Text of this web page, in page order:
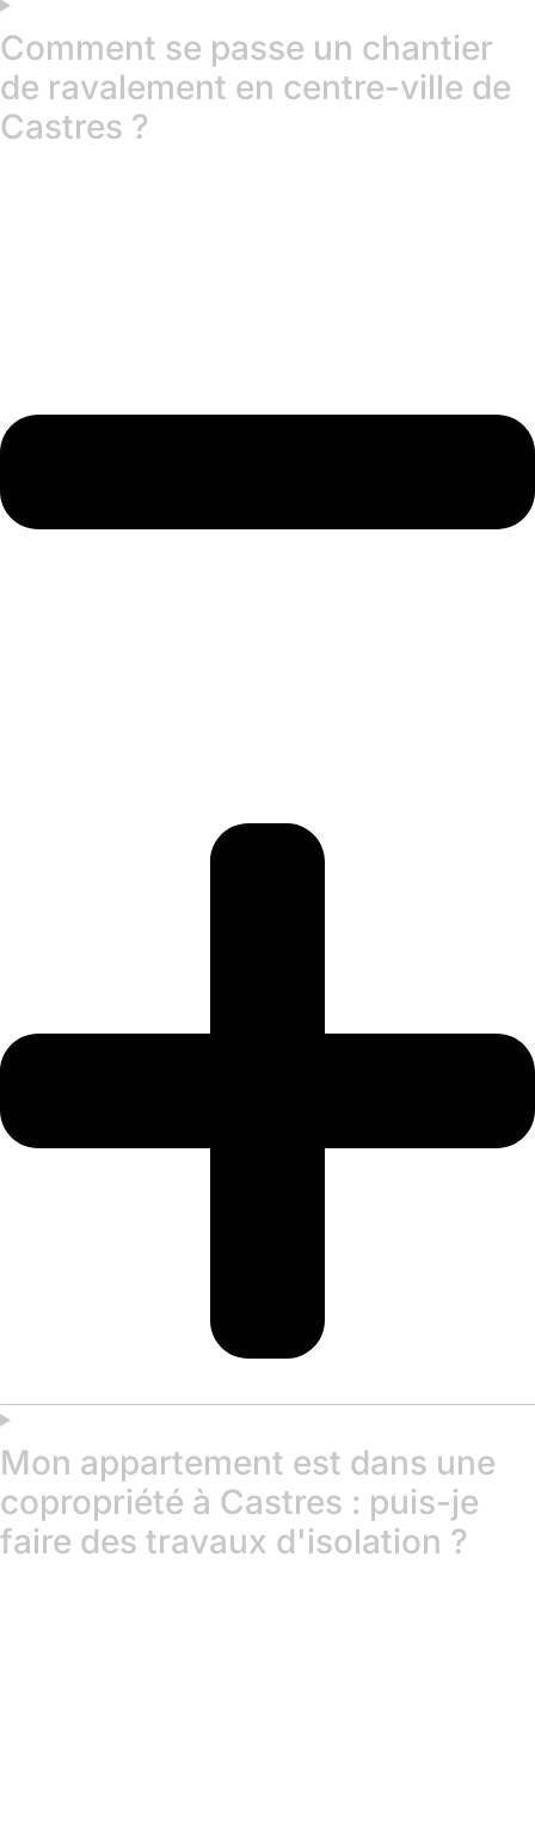
Comment se passe un chantier
de ravalement en centre-ville de
Castres ?
Mon appartement est dans une
copropriété à Castres : puis-je
faire des travaux d'isolation ?